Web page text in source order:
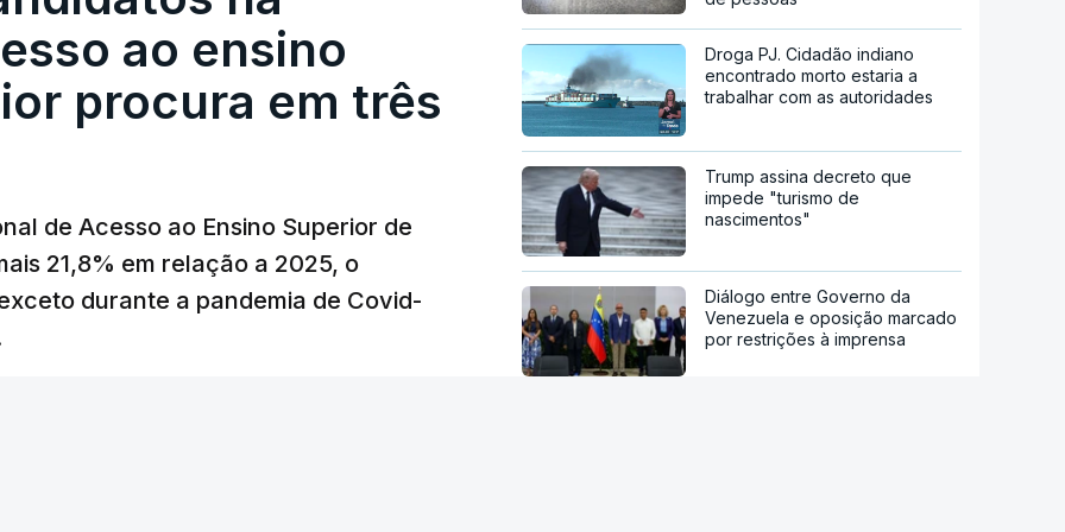
dos combustíveis superior a 10
no Irão, à tensão geopolítica no Médio
preços dos combustíveis desceram
semanas têm sido marcadas por
ser revertida na próxima semana.
ao ensino
procura em três
de Acesso ao Ensino Superior de
21,8% em relação a 2025, o
durante a pandemia de Covid-
Droga PJ. Cidadão indiano
encontrado morto estaria a
trabalhar com as autoridades
Trump assina decreto que
impede "turismo de
nascimentos"
Diálogo entre Governo da
Venezuela e oposição marcado
por restrições à imprensa